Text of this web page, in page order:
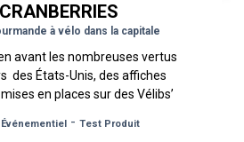
à vélo dans la capitale
avant les nombreuses vertus
des États-Unis, des affiches
en places sur des Vélibs’
- Test Produit